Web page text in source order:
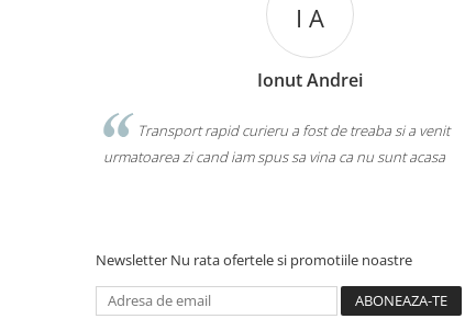
I A
Ionut Andrei
Transport rapid curieru a fost de treaba si a venit
urmatoarea zi cand iam spus sa vina ca nu sunt acasa
Newsletter Nu rata ofertele si promotiile noastre